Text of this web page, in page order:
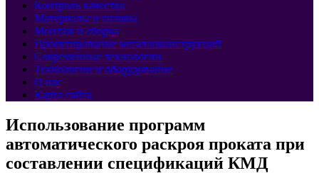
Контроль качества
Материалы и сплавы
Монтаж и сборка
Проектирование металлоконструкций
Современные технологии
Технологии и оборудование
О нас
Карта сайта
Использование программ
автоматического раскроя проката при
составлении спецификаций КМД